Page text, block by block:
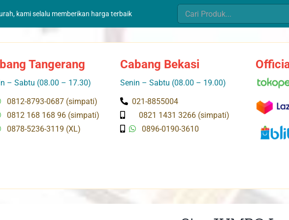
kami selalu memberikan harga terbaik
Search
for:
Tangerang
– Sabtu (08.00 – 17.30)
0812-8793-0687 (simpati)
0812 168 168 96 (simpati)
0878-5236-3119 (XL)
Cabang Bekasi
Senin – Sabtu (08.00 – 19.00)
021-8855004
0821 1431 3266 (simpati)
0896-0190-3610